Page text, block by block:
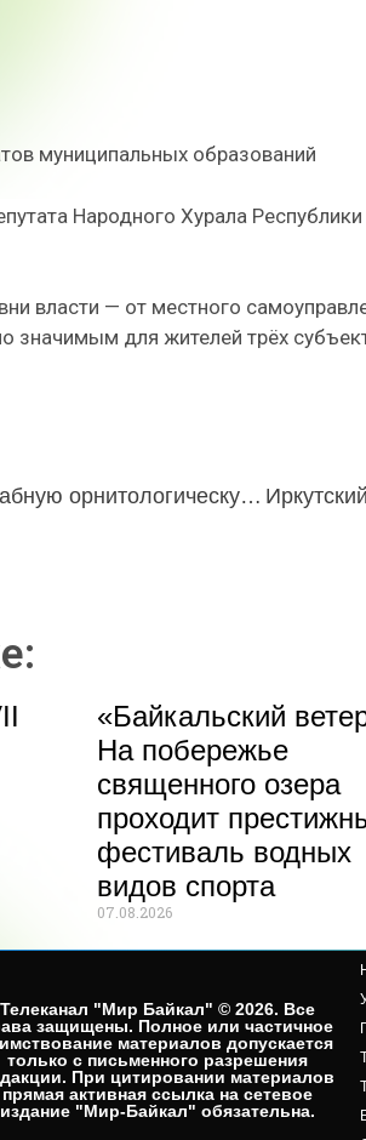
муниципальных образований
Народного Хурала
власти — от местного
значимым для жителей трёх
Учёные провели масштабную орнитологическую экспедицию на Байкале
«Байкальский
На побережье
священного озера
проходит
фестиваль водных
видов спорта
07.08.2026
Телеканал "Мир Байкал" © 2026. Все
защищены. Полное или частичное
материалов допускается
только с письменного разрешения
При цитировании материалов
прямая активная ссылка на сетевое
издание "Мир-Байкал" обязательна.​